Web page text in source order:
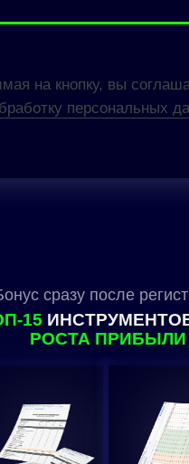
15
РОСТА ПРИБЫЛИ
сразу после